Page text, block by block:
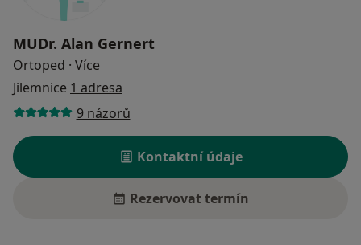
MUDr. Alan Gernert
Ortoped · Více
Jilemnice 1 adresa
9 názorů
Kontaktní údaje
Rezervovat termín